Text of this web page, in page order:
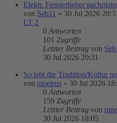
Elektr. Fensterheber
von Seb11 » 30 Jul 2026
LT 2
0 Antworten
101 Zugriffe
Letzter Beitrag von
30 Jul 2026 20:31
So lebt die Tradition/Kultur
von mpetrus » 30 Jul 2026
0 Antworten
159 Zugriffe
Letzter Beitrag von
30 Jul 2026 18:05